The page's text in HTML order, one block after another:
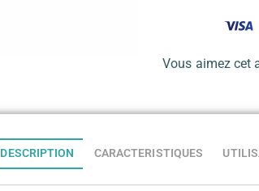
Vous aimez cet
DESCRIPTION CARACTERISTIQUES